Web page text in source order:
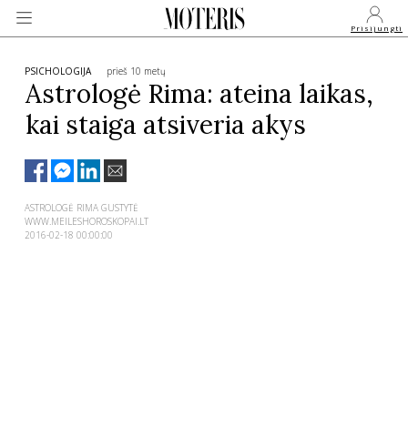
Prisijungti
VEIDAI
MONARCHIJA
MADA
PSICHOLOGIJA prieš 10 metų
Astrologė Rima: ateina laikas,
kai staiga atsiveria akys
ASTROLOGĖ RIMA GUSTYTĖ
WWW.MEILESHOROSKOPAI.LT
2016-02-18 00:00:00